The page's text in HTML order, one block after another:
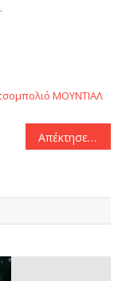
ΜΟΥΝΤΙΑΛ
Απέκτησε την Μέλανι Σαφμάστερ ο Ολυμπιακός